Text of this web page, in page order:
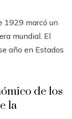
1929 marcó un
mundial. El
año en Estados
de los
la